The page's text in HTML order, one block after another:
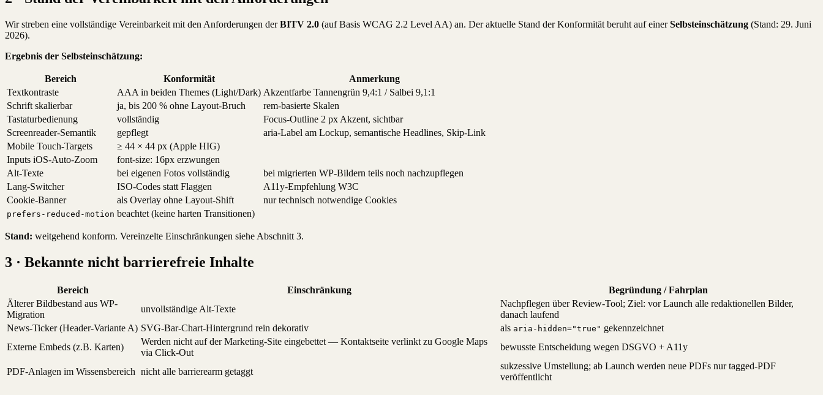
Wir streben eine vollständige Vereinbarkeit mit den Anforderungen derBITV 2.0 (auf Basis WCAG 2.2 Level AA) an. Der aktuelle Stand der Konformität beruht auf einerSelbsteinschätzung (Stand: 29. Juni
2026).
Ergebnis der Selbsteinschätzung:
Bereich Konformität
Anmerkung
Textkontraste
AAA in beiden Themes (Light/Dark) Akzentfarbe Tannengrün 9,4:1 / Salbei 9,1:1
Schrift skalierbar
ja, bis 200 % ohne Layout-Bruch
rem-basierte Skalen
Tastaturbedienung
vollständig
Focus-Outline 2 px Akzent, sichtbar
Screenreader-Semantik
gepflegt
aria-Label am Lockup, semantische Headlines, Skip-Link
Mobile Touch-Targets
≥ 44 × 44 px (Apple HIG)
Inputs iOS-Auto-Zoom
font-size: 16px erzwungen
Alt-Texte
bei eigenen Fotos vollständig
bei migrierten WP-Bildern teils noch nachzupflegen
Lang-Switcher
ISO-Codes statt Flaggen
A11y-Empfehlung W3C
Cookie-Banner
als Overlay ohne Layout-Shift nur technisch notwendige Cookies
prefers-reduced-motion beachtet (keine harten Transitionen)
Stand: weitgehend konform. Vereinzelte Einschränkungen siehe Abschnitt 3.
3 · Bekannte nicht barrierefreie Inhalte
Bereich Einschränkung
Begründung / Fahrplan
Älterer Bildbestand aus WP-
Migration
unvollständige Alt-Texte
Nachpflegen über Review-Tool; Ziel: vor Launch alle redaktionellen Bilder,
danach laufend
News-Ticker (Header-Variante A) SVG-Bar-Chart-Hintergrund rein dekorativ als aria-hidden="true" gekennzeichnet
Externe Embeds (z.B. Karten)
Werden nicht auf der Marketing-Site eingebettet — Kontaktseite verlinkt zu Google Maps
via Click-Out
bewusste Entscheidung wegen DSGVO + A11y
PDF-Anlagen im Wissensbereich nicht alle barrierearm getaggt
sukzessive Umstellung; ab Launch werden neue PDFs nur tagged-PDF
veröffentlicht